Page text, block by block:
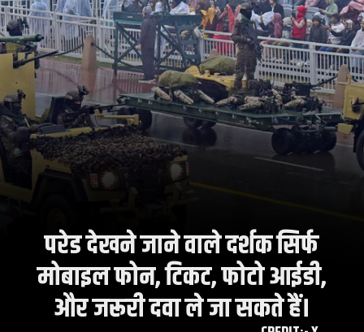
परेड देखने जाने वाले दर्शक सिर्फ
मोबाइल फोन, टिकट, फोटो आईडी,
और जरूरी दवा ले जा सकते हैं।